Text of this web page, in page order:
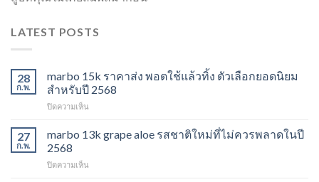
LATEST POSTS
28
ก.พ.
marbo 15k ราคาส่ง พอตใช้แล้วทิ้ง ตัวเลือกยอดนิยม
สำหรับปี 2568
ปิดความเห็น
15k
ราคา
พอต
27
ก.พ.
marbo 13k grape aloe รสชาติใหม่ที่ไม่ควรพลาดในปี
2568
ปิดความเห็น